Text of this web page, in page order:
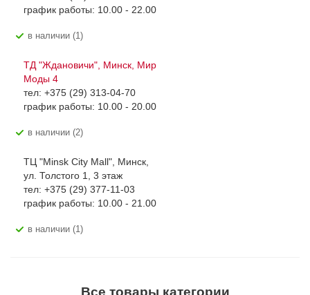
график работы: 10.00 - 22.00
В наличии (1)
ТД "Ждановичи", Минск, Мир
Моды 4
тел: +375 (29) 313-04-70
график работы: 10.00 - 20.00
В наличии (2)
ТЦ "Minsk City Mall", Минск,
ул. Толстого 1, 3 этаж
тел: +375 (29) 377-11-03
график работы: 10.00 - 21.00
В наличии (1)
Все товары категории